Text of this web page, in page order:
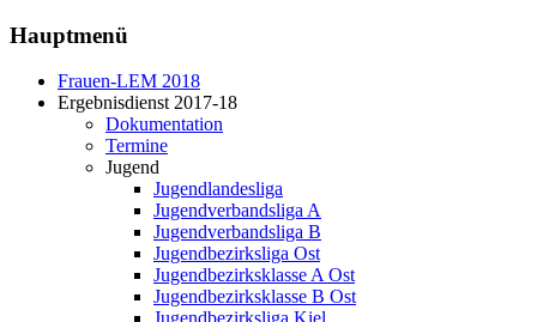
Hauptmenü
Frauen-LEM 2018
Ergebnisdienst 2017-18
Dokumentation
Termine
Jugend
Jugendlandesliga
Jugendverbandsliga A
Jugendverbandsliga B
Jugendbezirksliga Ost
Jugendbezirksklasse A Ost
Jugendbezirksklasse B Ost